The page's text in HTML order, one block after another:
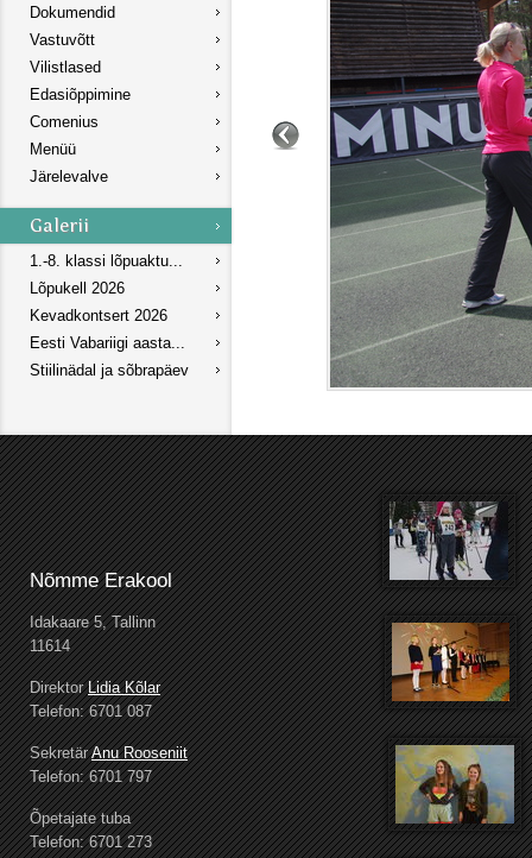
Dokumendid
Vastuvõtt
Vilistlased
Edasiõppimine
Comenius
Menüü
Järelevalve
1.-8. klassi lõpuaktu...
Lõpukell 2026
Kevadkontsert 2026
Eesti Vabariigi aasta...
Stiilinädal ja sõbrapäev
Nõmme Erakool
Idakaare 5, Tallinn
11614
DirektorLidia Kõlar
Telefon: 6701 087
SekretärAnu Rooseniit
Telefon: 6701 797
Õpetajate tuba
Telefon: 6701 273